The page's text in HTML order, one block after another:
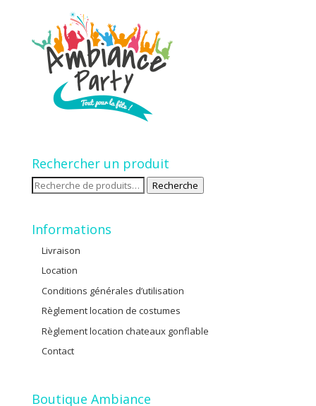
Rechercher un produit
Recherche
Recherche
Informations
Livraison
Location
Conditions générales d’utilisation
Règlement location de costumes
Règlement location chateaux gonflable
Contact
Boutique Ambiance